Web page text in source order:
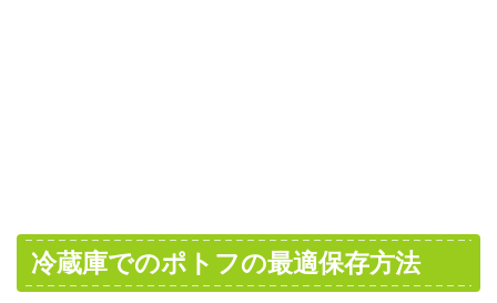
冷蔵庫でのポトフの最適保存方法